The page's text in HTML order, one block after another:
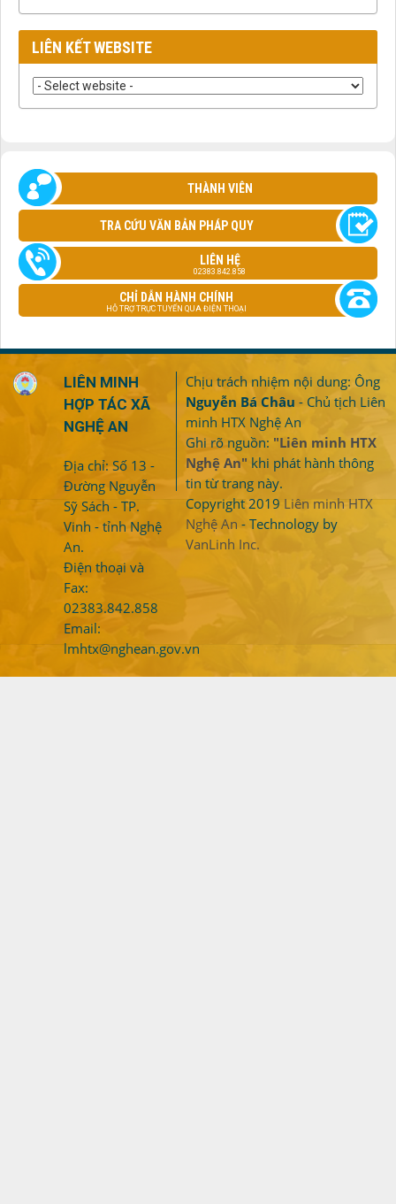
LIÊN KẾT WEBSITE
THÀNH VIÊN
TRA CỨU VĂN BẢN PHÁP QUY
LIÊN HỆ
02383.842.858
CHỈ DẪN HÀNH CHÍNH
HỖ TRỢ TRỰC TUYẾN QUA ĐIỆN THOẠI
LIÊN MINH
HỢP TÁC XÃ
NGHỆ AN
Địa chỉ: Số 13 -
Đường Nguyễn
Sỹ Sách - TP.
Vinh - tỉnh Nghệ
An.
Điện thoại và
Fax:
02383.842.858
Email:
lmhtx@nghean.gov.vn
Chịu trách nhiệm nội dung: Ông
Nguyễn Bá Châu - Chủ tịch Liên
minh HTX Nghệ An
Ghi rõ nguồn: "Liên minh HTX
Nghệ An" khi phát hành thông
tin từ trang này.
Copyright 2019 Liên minh HTX
Nghệ An - Technology by
VanLinh Inc.